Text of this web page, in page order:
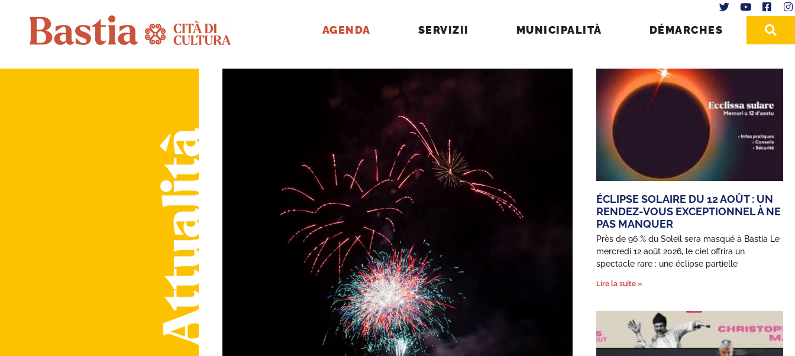
AGENDA SERVIZII MUNICIPALITÀ DÉMARCHES
ÉCLIPSE SOLAIRE DU 12 AOÛT : UN
RENDEZ-VOUS EXCEPTIONNEL À NE
PAS MANQUER
Près de 96 % du Soleil sera masqué à Bastia Le
mercredi 12 août 2026, le ciel offrira un
spectacle rare : une éclipse partielle
Lire la suite »